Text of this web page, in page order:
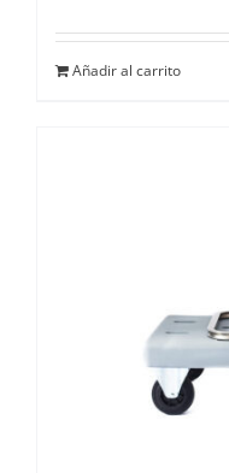
Añadir al carrito